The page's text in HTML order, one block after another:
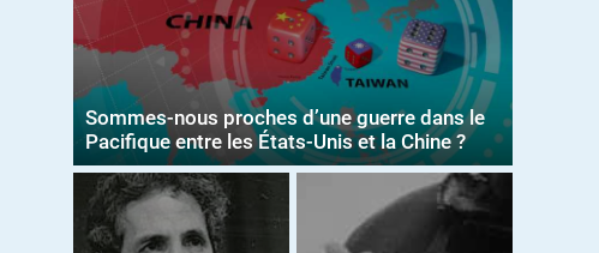
Sommes-nous proches d’une guerre dans le
Pacifique entre les États-Unis et la Chine ?